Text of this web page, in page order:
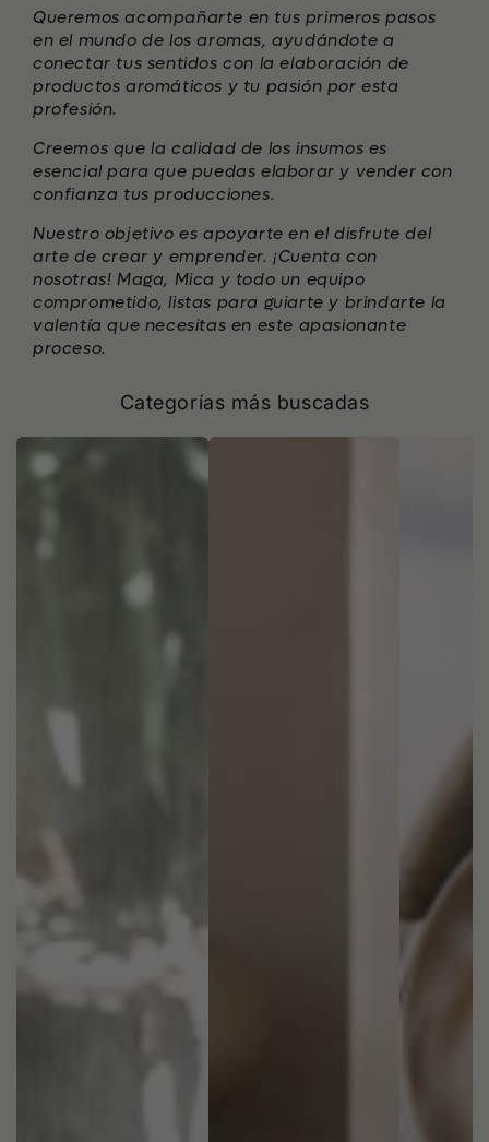
Queremos acompañarte en tus primeros pasos
en el mundo de los aromas, ayudándote a
conectar tus sentidos con la elaboración de
productos aromáticos y tu pasión por esta
profesión.
Creemos que la calidad de los insumos es
esencial para que puedas elaborar y vender con
confianza tus producciones.
Nuestro objetivo es apoyarte en el disfrute del
arte de crear y emprender. ¡Cuenta con
nosotras! Maga, Mica y todo un equipo
comprometido, listas para guiarte y brindarte la
valentía que necesitas en este apasionante
proceso.
Categorías más buscadas